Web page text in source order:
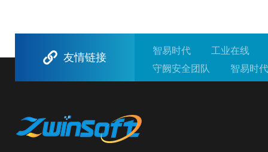
在的SF₆等有害气体泄漏风险，对巡检人员的人身安
全构成潜在威胁。传统“人巡”模式已难以适应数据中
心与日俱增的可靠...
友情链接
智易时代
工业在线
守阙安全团队
智易时代